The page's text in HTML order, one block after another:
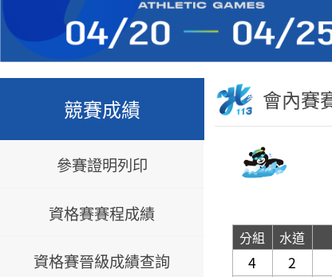
競賽成績
參賽證明列印
資格賽賽程成績
資格賽晉級成績查詢
會內賽
分組 水道
4 2